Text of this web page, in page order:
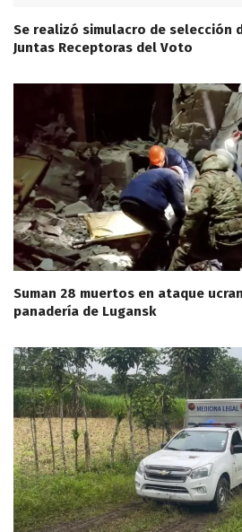
Se realizó simulacro de selección
Juntas Receptoras del Voto
Suman 28 muertos en ataque
panadería de Lugansk